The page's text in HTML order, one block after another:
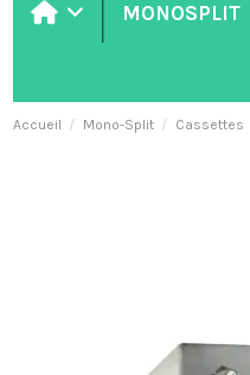
MONOSPLIT
Accueil Mono-Split Cassettes